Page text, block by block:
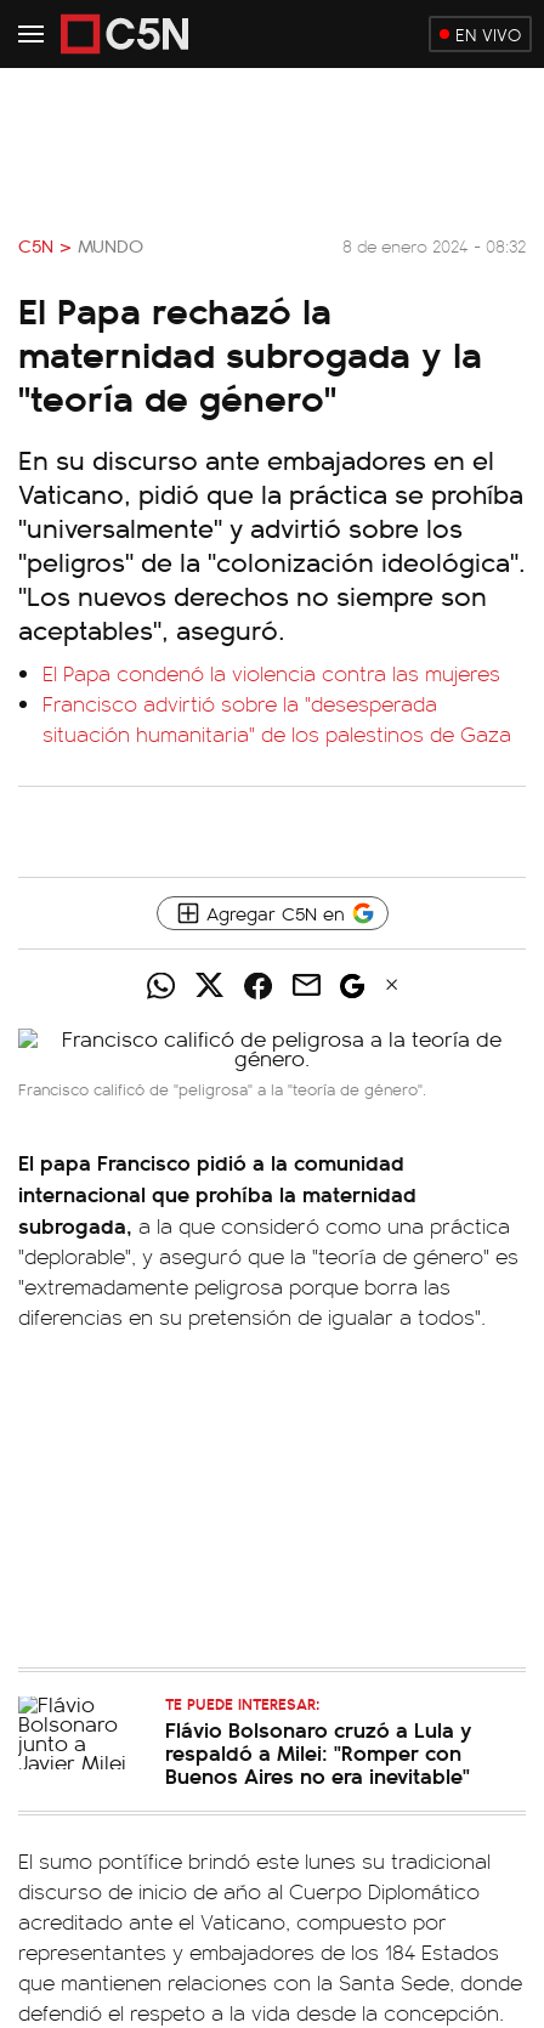
EN VIVO
C5N > MUNDO 8 de enero 2024 - 08:32
El Papa rechazó la
maternidad subrogada y la
"teoría de género"
En su discurso ante embajadores en el
Vaticano, pidió que la práctica se prohíba
"universalmente" y advirtió sobre los
"peligros" de la "colonización ideológica".
"Los nuevos derechos no siempre son
aceptables", aseguró.
El Papa condenó la violencia contra las mujeres
Francisco advirtió sobre la "desesperada
situación humanitaria" de los palestinos de Gaza
Agregar C5N en
Francisco calificó de "peligrosa" a la "teoría de género".
El papa Francisco pidió a la comunidad
internacional que prohíba la maternidad
subrogada, a la que consideró como una práctica
"deplorable", y aseguró que la "teoría de género" es
"extremadamente peligrosa porque borra las
diferencias en su pretensión de igualar a todos".
TE PUEDE INTERESAR:
Flávio Bolsonaro cruzó a Lula y
respaldó a Milei: "Romper con
Buenos Aires no era inevitable"
El sumo pontífice brindó este lunes su tradicional
discurso de inicio de año al Cuerpo Diplomático
acreditado ante el Vaticano, compuesto por
representantes y embajadores de los 184 Estados
que mantienen relaciones con la Santa Sede, donde
defendió el respeto a la vida desde la concepción.